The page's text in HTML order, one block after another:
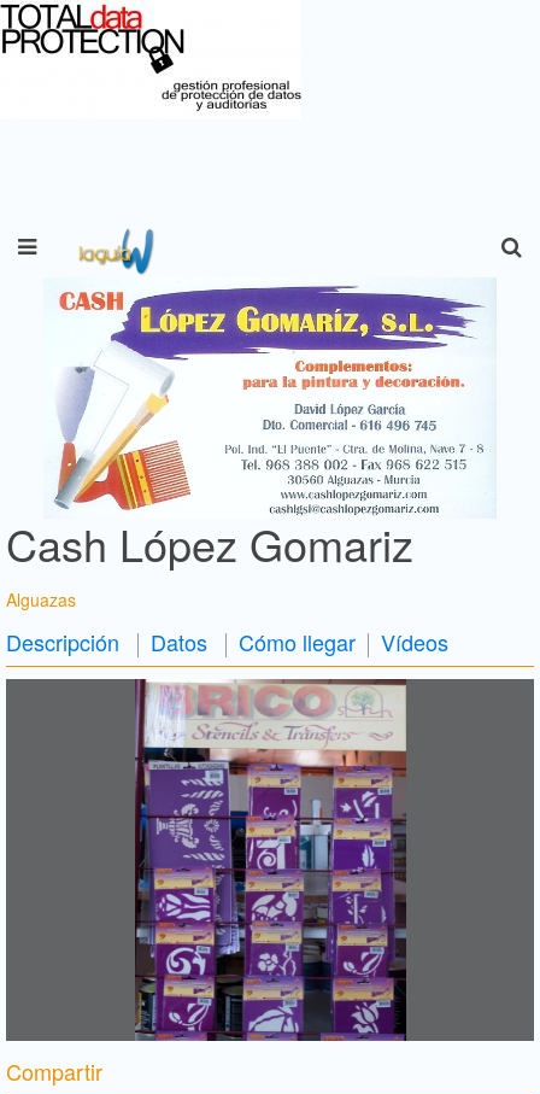
Cash López Gomariz
Alguazas
Descripción Datos Cómo llegar Vídeos
Compartir